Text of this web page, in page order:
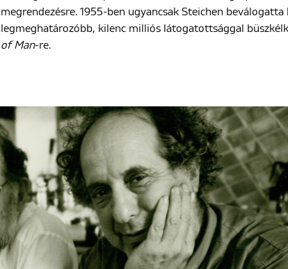
megrendezésre. 1955-ben ugyancsak Steichen
legmeghatározóbb, kilenc milliós látogatottsággal
of Man-re.